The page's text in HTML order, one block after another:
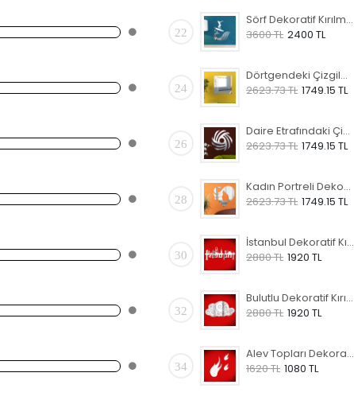
22
Sörf Dekoratif Kırılmaz Ayna
3600 TL 2400 TL
24
Dörtgendeki Çizgiler Dekoratif Kırılmaz Ayna
2623.73 TL 1749.15 TL
26
Daire Etrafındaki Çizgiler Dekoratif Kırılmaz Ayna
2623.73 TL 1749.15 TL
28
Kadın Portreli Dekoratif Kırılmaz Ayna
2623.73 TL 1749.15 TL
30
İstanbul Dekoratif Kırılmaz Ayna
2880 TL 1920 TL
32
Bulutlu Dekoratif Kırılmaz Ayna
2880 TL 1920 TL
34
Alev Topları Dekoratif Kırılmaz Ayna
1620 TL 1080 TL